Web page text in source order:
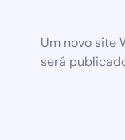
Um novo site
será